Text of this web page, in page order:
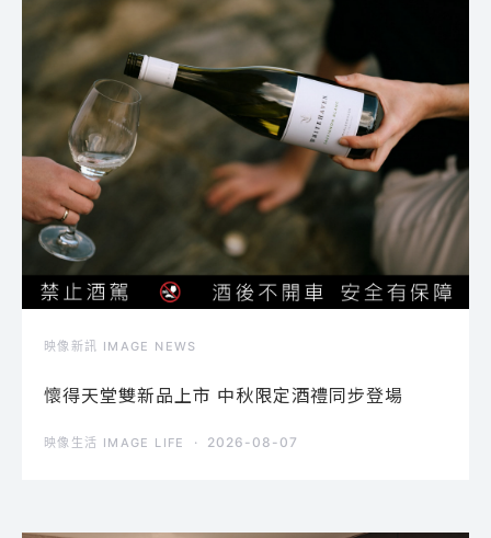
映像新訊 IMAGE NEWS
懷得天堂雙新品上市 中秋限定酒禮同步登場
映像生活 IMAGE LIFE 2026-08-07